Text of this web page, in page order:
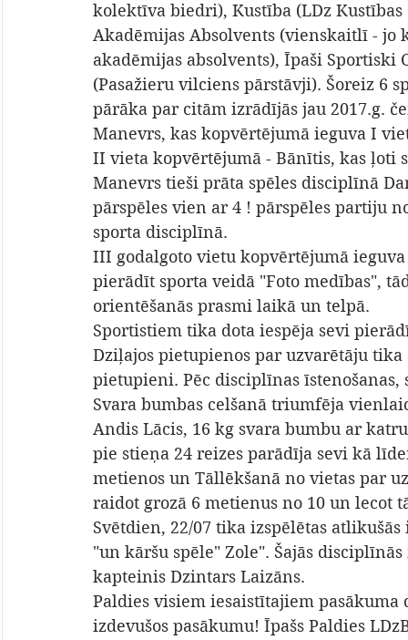
kolektīva biedri), Kustība (LDz
Akadēmijas Absolvents (vienskaitlī - jo
akadēmijas absolvents), Īpaši Sportiski
(Pasažieru vilciens pārstāvji). Šoreiz 6
pārāka par citām izrādījās jau 2017.g.
Manevrs, kas kopvērtējumā ieguva I
II vieta kopvērtējumā - Bānītis, kas ļoti
Manevrs tieši prāta spēles disciplīnā
pārspēles vien ar 4 ! pārspēles partiju
sporta disciplīnā.
III godalgoto vietu kopvērtējumā
pierādīt sporta veidā "Foto medības",
orientēšanās prasmi laikā un telpā.
Sportistiem tika dota iespēja sevi
Dziļajos pietupienos par uzvarētāju
pietupieni. Pēc disciplīnas
Svara bumbas celšanā triumfēja
Andis Lācis, 16 kg svara bumbu ar
pie stieņa 24 reizes parādīja sevi kā
metienos un Tāllēkšanā no vietas par
raidot grozā 6 metienus no 10 un lecot
Svētdien, 22/07 tika izspēlētas
"un kāršu spēle" Zole". Šajās
kapteinis Dzintars Laizāns.
Paldies visiem iesaistītajiem
izdevušos pasākumu! Īpašs Paldies